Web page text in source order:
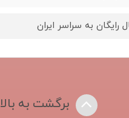
رایگان به سراسر ایران
برگشت به بالا